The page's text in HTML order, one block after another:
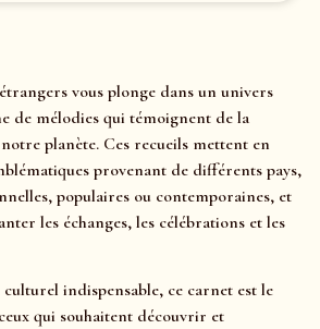
vous plonge dans un univers
de mélodies qui témoignent de la
planète. Ces recueils mettent en
provenant de différents pays,
populaires ou contemporaines, et
les échanges, les célébrations et les
indispensable, ce carnet est le
qui souhaitent découvrir et